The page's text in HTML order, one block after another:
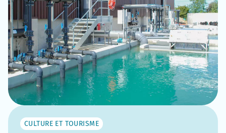
CULTURE ET TOURISME